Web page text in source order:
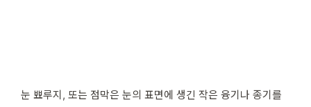
눈 뾰루지, 또는 점막은 눈의 표면에 생긴 작은 융기나 종기를